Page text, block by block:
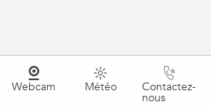
Webcam Météo Contactez-
nous